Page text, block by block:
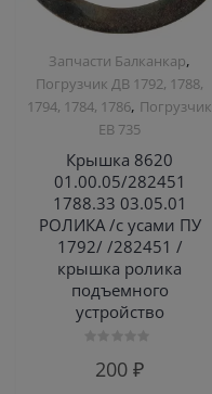
Запчасти Балканкар,
Погрузчик ДВ 1792, 1788,
1794, 1784, 1786, Погрузчик
ЕВ 735
Крышка 8620
01.00.05/282451
1788.33 03.05.01
РОЛИКА /с усами ПУ
1792/ /282451 /
крышка ролика
подъемного
устройство
200₽